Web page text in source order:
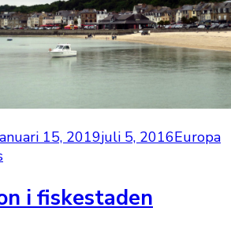
15, 2019juli 5, 2016Europa
i fiskestaden